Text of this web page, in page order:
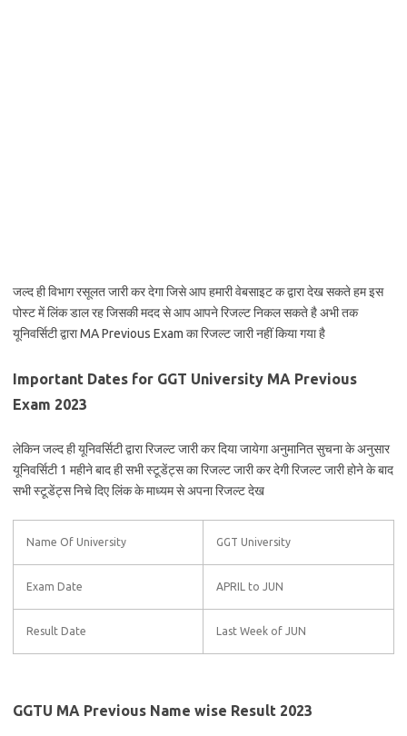
जल्द ही विभाग रसूलत जारी कर देगा जिसे आप हमारी वेबसाइट क द्वारा देख सकते हम इस
पोस्ट में लिंक डाल रह जिसकी मदद से आप आपने रिजल्ट निकल सकते है अभी तक
यूनिवर्सिटी द्वारा MA Previous Exam का रिजल्ट जारी नहीं किया गया है
Important Dates for GGT University MA Previous
Exam 2023
लेकिन जल्द ही यूनिवर्सिटी द्वारा रिजल्ट जारी कर दिया जायेगा अनुमानित सुचना के अनुसार
यूनिवर्सिटी 1 महीने बाद ही सभी स्टूडेंट्स का रिजल्ट जारी कर देगी रिजल्ट जारी होने के बाद
सभी स्टूडेंट्स निचे दिए लिंक के माध्यम से अपना रिजल्ट देख
Name Of University GGT University
Exam Date APRIL to JUN
Result Date Last Week of JUN
GGTU MA Previous Name wise Result 2023